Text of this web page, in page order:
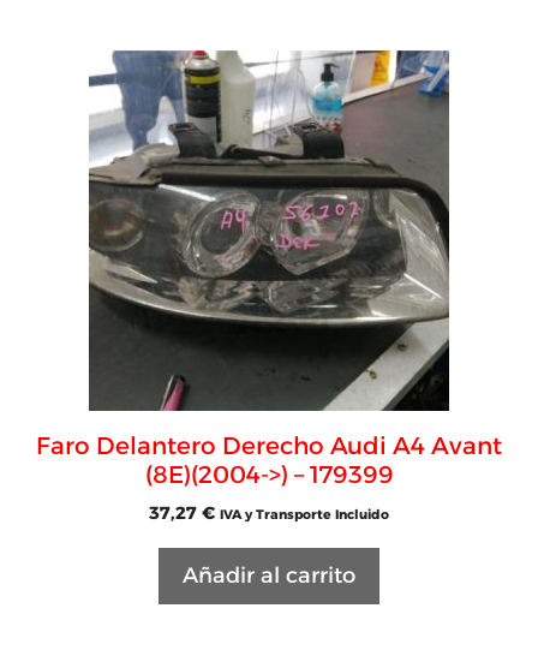
Faro Delantero Derecho Audi A4 Avant
(8E)(2004->) – 179399
37,27 € IVA y Transporte Incluido
Añadir al carrito